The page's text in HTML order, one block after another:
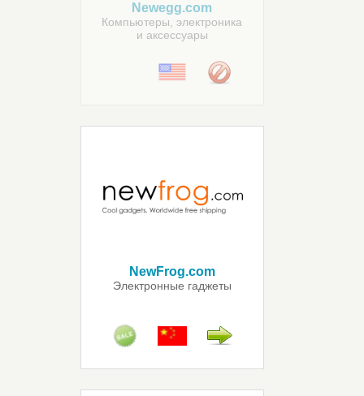
Newegg.com
Компьютеры, электроника
и аксессуары
NewFrog.com
Электронные гаджеты